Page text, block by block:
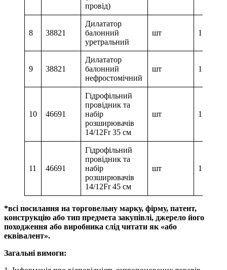
провід)
8 38821
Дилататор
балонний
уретральний
шт 1
9 38821
Дилататор
балонний
нефростомічний
шт 1
10 46691
Гідрофільний
провідник та
набір
розширювачів
14/12Fr 35 см
шт 1
11 46691
Гідрофільний
провідник та
набір
розширювачів
14/12Fr 45 см
шт 1
*всі посилання на торговельну марку, фірму, патент,
конструкцію або тип предмета закупівлі, джерело його
походження або виробника слід читати як «або
еквівалент».
Загальні вимоги: